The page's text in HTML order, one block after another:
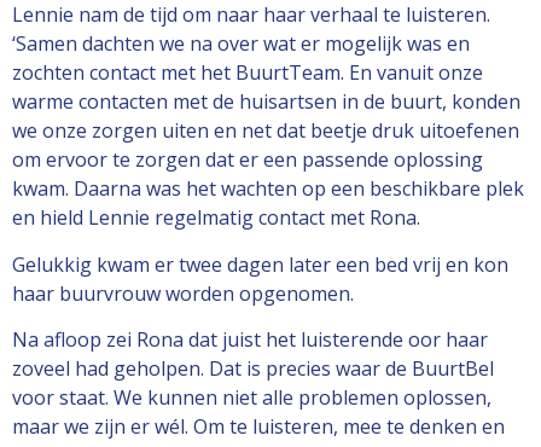
Lennie nam de tijd om naar haar verhaal te luisteren.
‘Samen dachten we na over wat er mogelijk was en
zochten contact met het BuurtTeam. En vanuit onze
warme contacten met de huisartsen in de buurt, konden
we onze zorgen uiten en net dat beetje druk uitoefenen
om ervoor te zorgen dat er een passende oplossing
kwam. Daarna was het wachten op een beschikbare plek
en hield Lennie regelmatig contact met Rona.
Gelukkig kwam er twee dagen later een bed vrij en kon
haar buurvrouw worden opgenomen.
Na afloop zei Rona dat juist het luisterende oor haar
zoveel had geholpen. Dat is precies waar de BuurtBel
voor staat. We kunnen niet alle problemen oplossen,
maar we zijn er wél. Om te luisteren, mee te denken en